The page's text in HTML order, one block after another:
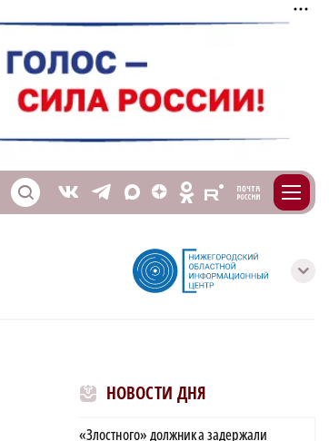
S V T X Z O E m
с
НОВОСТИ ДНЯ
«Злостного» должника задержали